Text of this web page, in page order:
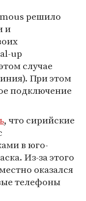
решило
и
up
случае
При этом
подключение
, что сирийские
в юго-
Из-за этого
оказался
телефоны